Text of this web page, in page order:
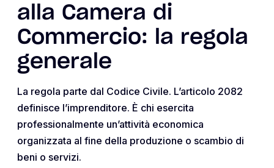
alla Camera di
Commercio: la regola
generale
La regola parte dal Codice Civile. L’articolo 2082
definisce l’imprenditore. È chi esercita
professionalmente un’attività economica
organizzata al fine della produzione o scambio di
beni o servizi.